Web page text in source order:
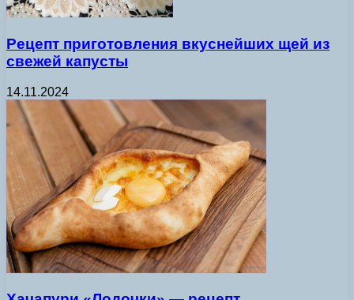
Рецепт приготовления вкуснейших щей из
свежей капусты
14.11.2024